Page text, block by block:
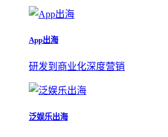
App出海
研发到商业化深度营销
泛娱乐出海